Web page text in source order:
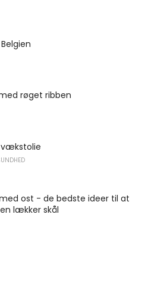
røget ribben
ost - de bedste ideer til at
lækker skål